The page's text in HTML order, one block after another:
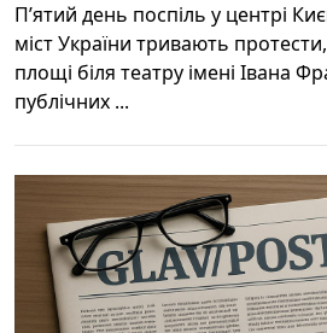
П’ятий день поспіль у центрі
міст України тривають
площі біля театру імені Івана
публічних ...